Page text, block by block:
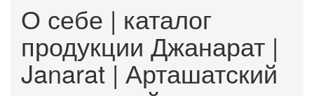
О себе | каталог
продукции Джанарат |
Janarat | Арташатский